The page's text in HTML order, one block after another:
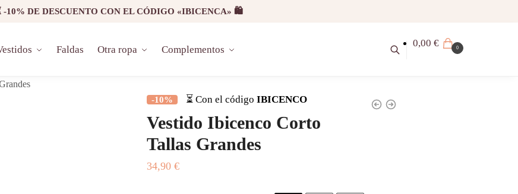
-10% DE DESCUENTO CON EL CÓDIGO «IBICENCA» 🛍️
Faldas Otra ropa Complementos
0,00 € 0
-10% ⏳ Con el código IBICENCO
Vestido Ibicenco Corto
Tallas Grandes
34,90 €